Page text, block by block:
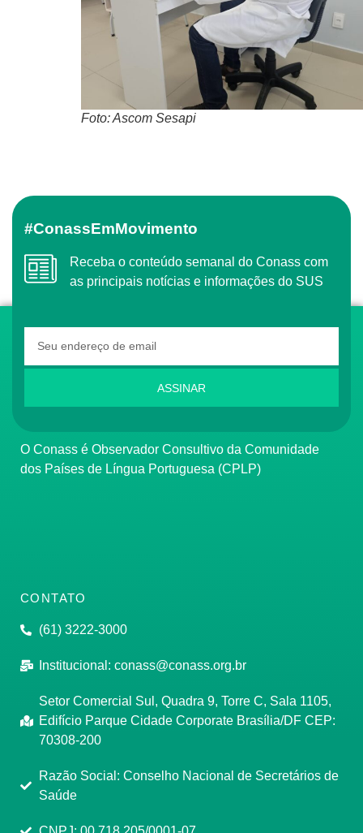
Foto: Ascom Sesapi
#ConassEmMovimento
Receba o conteúdo semanal do Conass com
as principais notícias e informações do SUS
ASSINAR
O Conass é Observador Consultivo da Comunidade
dos Países de Língua Portuguesa (CPLP)
CONTATO
(61) 3222-3000
Institucional: conass@conass.org.br
Setor Comercial Sul, Quadra 9, Torre C, Sala 1105,
Edifício Parque Cidade Corporate Brasília/DF CEP:
70308-200
Razão Social: Conselho Nacional de Secretários de
Saúde